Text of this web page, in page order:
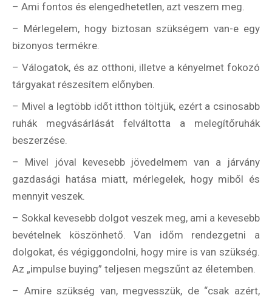
– Ami fontos és elengedhetetlen, azt veszem meg.
– Mérlegelem, hogy biztosan szükségem van-e egy
bizonyos termékre.
– Válogatok, és az otthoni, illetve a kényelmet fokozó
tárgyakat részesítem előnyben.
– Mivel a legtöbb időt itthon töltjük, ezért a csinosabb
ruhák megvásárlását felváltotta a melegítőruhák
beszerzése.
– Mivel jóval kevesebb jövedelmem van a járvány
gazdasági hatása miatt, mérlegelek, hogy miből és
mennyit veszek.
– Sokkal kevesebb dolgot veszek meg, ami a kevesebb
bevételnek köszönhető. Van időm rendezgetni a
dolgokat, és végiggondolni, hogy mire is van szükség.
Az „impulse buying” teljesen megszűnt az életemben.
– Amire szükség van, megvesszük, de “csak azért,